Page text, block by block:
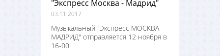
"Экспресс Москва - Мадрид"
03.11.2017
Музыкальный "Экспресс МОСКВА –
МАДРИД" отправляется 12 ноября в
16-00!